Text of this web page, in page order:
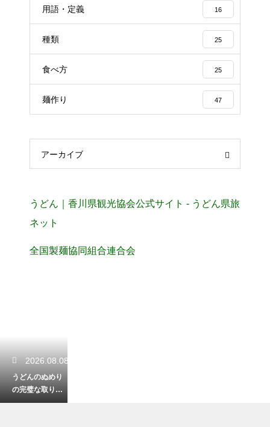
用語・定義 16
種類 25
食べ方 25
麺作り 47
アーカイブ
うどん｜香川県観光協会公式サイト - うどん県旅
ネット
全国製麺協同組合連合会
2026.08.08
うどんのぬめり
の完璧な取り方
とその重要な理